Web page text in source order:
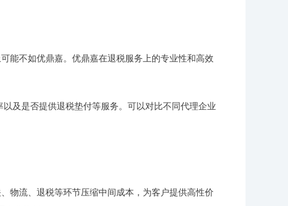
能不如优鼎嘉。优鼎嘉在退税服务上的专业性和高效
及是否提供退税垫付等服务。可以对比不同代理企业
物流、退税等环节压缩中间成本，为客户提供高性价